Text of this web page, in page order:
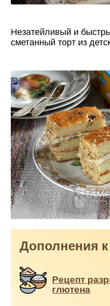
Незатейливый и
сметанный торт из
Дополнения к
Рецепт
глютена